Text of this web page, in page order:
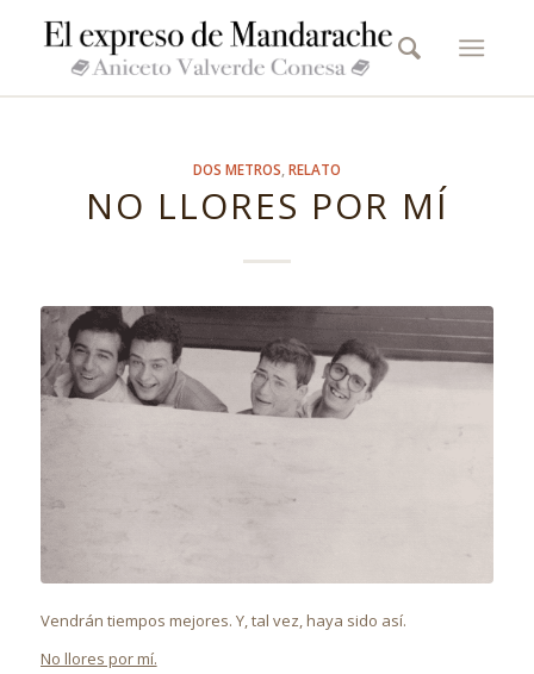
DOS METROS RELATO
NO LLORES POR MÍ
Vendrán tiempos mejores. Y, tal vez, haya sido así.
No llores por mí.